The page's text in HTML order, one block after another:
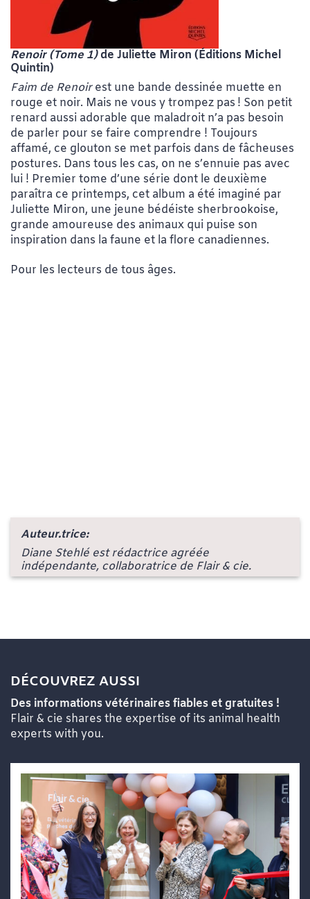
Renoir (Tome 1)de Juliette Miron (Éditions Michel
Quintin)
Faim de Renoirest une bande dessinée muette en
rouge et noir. Mais ne vous y trompez pas ! Son petit
renard aussi adorable que maladroit n’a pas besoin
de parler pour se faire comprendre ! Toujours
affamé, ce glouton se met parfois dans de fâcheuses
postures. Dans tous les cas, on ne s’ennuie pas avec
lui ! Premier tome d’une série dont le deuxième
paraîtra ce printemps, cet album a été imaginé par
Juliette Miron, une jeune bédéiste sherbrookoise,
grande amoureuse des animaux qui puise son
inspiration dans la faune et la flore canadiennes.
Pour les lecteurs de tous âges.
Auteur.trice:
Diane Stehlé est rédactrice agréée
indépendante, collaboratrice de Flair & cie.
DÉCOUVREZ AUSSI
Des informations vétérinaires fiables et gratuites !
Flair & cie shares the expertise of its animal health
experts with you.